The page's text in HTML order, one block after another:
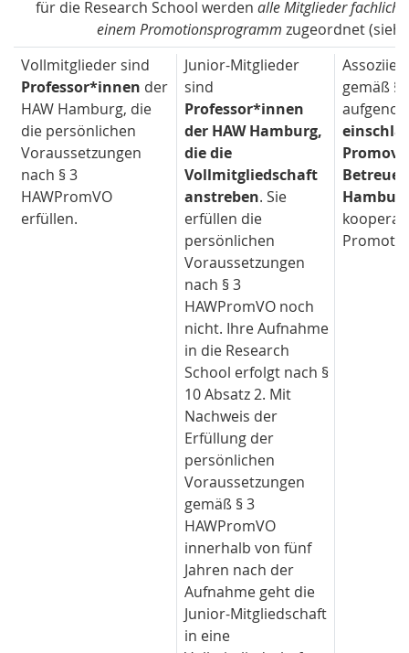
für die Research School werden alle Mitglieder
einem Promotionsprogramm zugeordnet
Vollmitglieder sind
Professor*innen der
HAW Hamburg, die
die persönlichen
Voraussetzungen
nach § 3
HAWPromVO
erfüllen.
Junior-Mitglieder
sind
Professor*innen
der HAW Hamburg,
die die
Vollmitgliedschaft
anstreben. Sie
erfüllen die
persönlichen
Voraussetzungen
nach § 3
HAWPromVO noch
nicht. Ihre Aufnahme
in die Research
School erfolgt nach §
10 Absatz 2. Mit
Nachweis der
Erfüllung der
persönlichen
Voraussetzungen
gemäß § 3
HAWPromVO
innerhalb von fünf
Jahren nach der
Aufnahme geht die
Junior-Mitgliedschaft
in eine
gemäß §